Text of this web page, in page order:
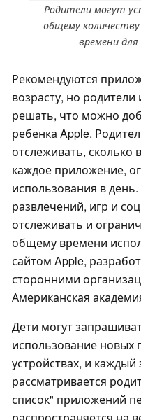
Родители могут
общему количеству
времени
Рекомендуются
возрасту, но
решать, что можно
ребенка Apple.
отслеживать, сколько
каждое приложение,
использования в
развлечений, игр и
отслеживать и
общему времени
сайтом Apple,
сторонними
Американская
Дети могут
использование новых
устройствах, и
рассматривается
список" приложений